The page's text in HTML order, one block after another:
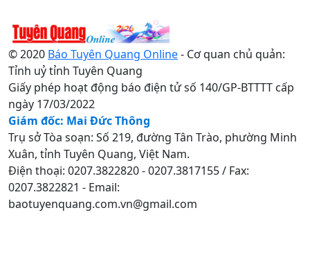
© 2020 Báo Tuyên Quang Online- Cơ quan chủ quản:
Tỉnh uỷ tỉnh Tuyên Quang
Giấy phép hoạt động báo điện tử số 140/GP-BTTTT cấp
ngày 17/03/2022
Giám đốc: Mai Đức Thông
Trụ sở Tòa soạn: Số 219, đường Tân Trào, phường Minh
Xuân, tỉnh Tuyên Quang, Việt Nam.
Điện thoại: 0207.3822820 - 0207.3817155 / Fax:
0207.3822821 - Email:
baotuyenquang.com.vn@gmail.com